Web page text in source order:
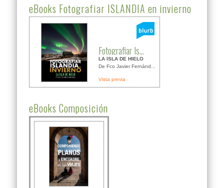
eBooks Fotografiar ISLANDIA en invierno
Fotografiar Is...
LA ISLA DE HIELO
De Fco Javier Fernánd...
Vista previa
eBooks Composición